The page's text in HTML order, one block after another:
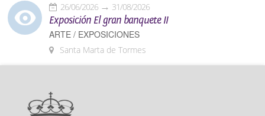
26/06/2026 31/08/2026
Exposición El gran banquete II
ARTE / EXPOSICIONES
Santa Marta de Tormes